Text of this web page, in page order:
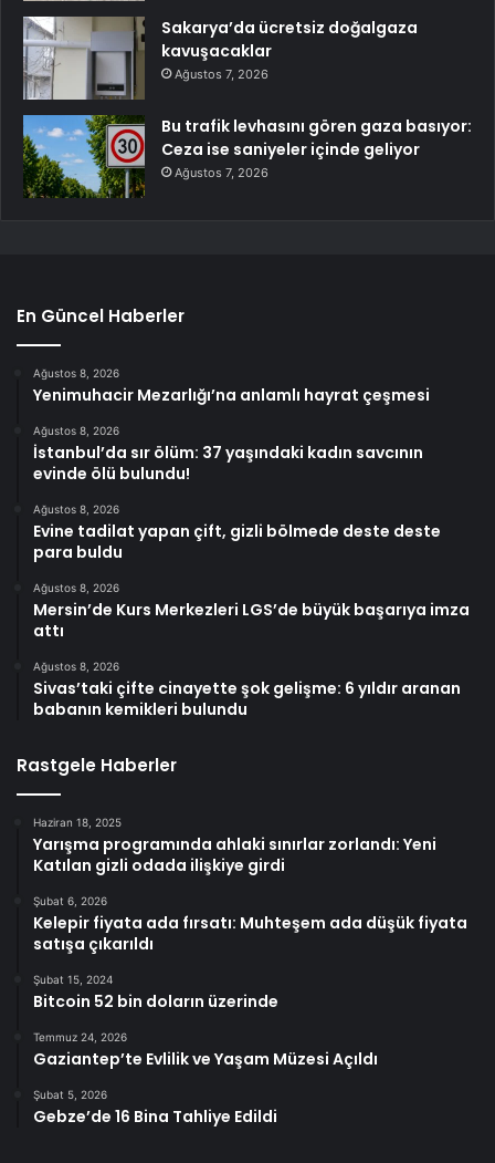
Sakarya’da ücretsiz doğalgaza
kavuşacaklar
Ağustos 7, 2026
Bu trafik levhasını gören gaza basıyor:
Ceza ise saniyeler içinde geliyor
Ağustos 7, 2026
En Güncel Haberler
Ağustos 8, 2026
Yenimuhacir Mezarlığı’na anlamlı hayrat çeşmesi
Ağustos 8, 2026
İstanbul’da sır ölüm: 37 yaşındaki kadın savcının
evinde ölü bulundu!
Ağustos 8, 2026
Evine tadilat yapan çift, gizli bölmede deste deste
para buldu
Ağustos 8, 2026
Mersin’de Kurs Merkezleri LGS’de büyük başarıya imza
attı
Ağustos 8, 2026
Sivas’taki çifte cinayette şok gelişme: 6 yıldır aranan
babanın kemikleri bulundu
Rastgele Haberler
Haziran 18, 2025
Yarışma programında ahlaki sınırlar zorlandı: Yeni
Katılan gizli odada ilişkiye girdi
Şubat 6, 2026
Kelepir fiyata ada fırsatı: Muhteşem ada düşük fiyata
satışa çıkarıldı
Şubat 15, 2024
Bitcoin 52 bin doların üzerinde
Temmuz 24, 2026
Gaziantep’te Evlilik ve Yaşam Müzesi Açıldı
Şubat 5, 2026
Gebze’de 16 Bina Tahliye Edildi